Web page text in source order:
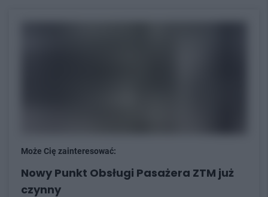
Może Cię zainteresować:
Nowy Punkt Obsługi Pasażera ZTM już
czynny